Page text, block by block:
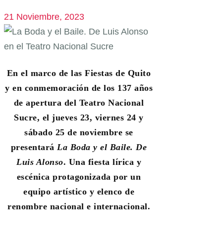
21 Noviembre, 2023
En el marco de las Fiestas de Quito
y en conmemoración de los 137 años
de apertura del Teatro Nacional
Sucre, el jueves 23, viernes 24 y
sábado 25 de noviembre se
presentará La Boda y el Baile. De
Luis Alonso. Una fiesta lírica y
escénica protagonizada por un
equipo artístico y elenco de
renombre nacional e internacional.